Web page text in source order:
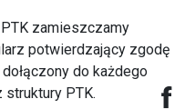
zamieszczamy
potwierdzający zgodę
do każdego
struktury PTK.